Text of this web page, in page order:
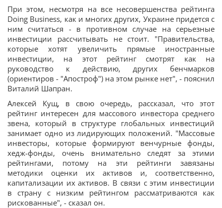
При этом, несмотря на все несовершенства рейтинга
Doing Business, как и многих других, Украине придется с
ним считаться - в противном случае на серьезные
инвестиции рассчитывать не стоит. "Правительства,
которые хотят увеличить прямые иностранные
инвестиции, на этот рейтинг смотрят как на
руководство к действию, других бенчмарков
(ориентиров - "Апостроф") на этом рынке нет", - пояснил
Виталий Шапран.
Алексей Кущ, в свою очередь, рассказал, что этот
рейтинг интересен для массового инвестора среднего
звена, который в структуре глобальных инвестиций
занимает одно из лидирующих положений. "Массовые
инвесторы, которые формируют венчурные фонды,
хедж-фонды, очень внимательно следят за этими
рейтингами, потому на эти рейтинги завязаны
методики оценки их активов и, соответственно,
капитализации их активов. В связи с этим инвестиции
в страну с низким рейтингом рассматриваются как
рискованные", - сказал он.